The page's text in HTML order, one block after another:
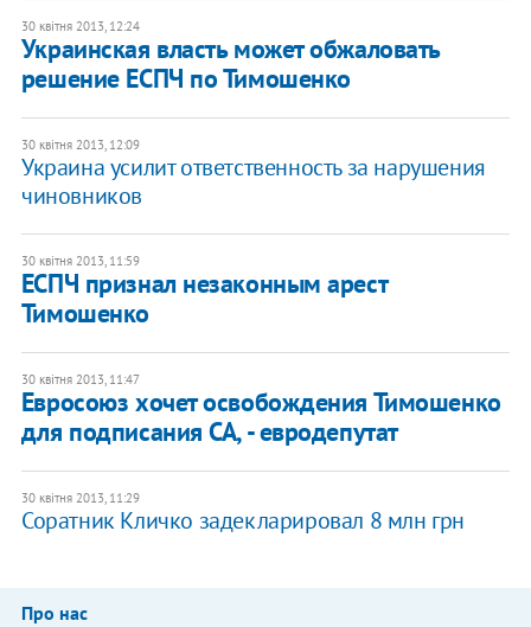
30 квітня 2013, 12:24
Украинская власть может обжаловать
решение ЕСПЧ по Тимошенко
30 квітня 2013, 12:09
Украина усилит ответственность за нарушения
чиновников
30 квітня 2013, 11:59
ЕСПЧ признал незаконным арест
Тимошенко
30 квітня 2013, 11:47
Евросоюз хочет освобождения Тимошенко
для подписания СА, - евродепутат
30 квітня 2013, 11:29
Соратник Кличко задекларировал 8 млн грн
Про нас